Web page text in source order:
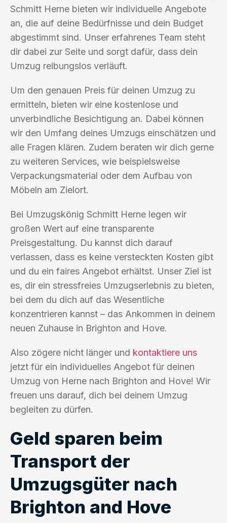
Schmitt Herne bieten wir individuelle Angebote
an, die auf deine Bedürfnisse und dein Budget
abgestimmt sind. Unser erfahrenes Team steht
dir dabei zur Seite und sorgt dafür, dass dein
Umzug reibungslos verläuft.
Um den genauen Preis für deinen Umzug zu
ermitteln, bieten wir eine kostenlose und
unverbindliche Besichtigung an. Dabei können
wir den Umfang deines Umzugs einschätzen und
alle Fragen klären. Zudem beraten wir dich gerne
zu weiteren Services, wie beispielsweise
Verpackungsmaterial oder dem Aufbau von
Möbeln am Zielort.
Bei Umzugskönig Schmitt Herne legen wir
großen Wert auf eine transparente
Preisgestaltung. Du kannst dich darauf
verlassen, dass es keine versteckten Kosten gibt
und du ein faires Angebot erhältst. Unser Ziel ist
es, dir ein stressfreies Umzugserlebnis zu bieten,
bei dem du dich auf das Wesentliche
konzentrieren kannst – das Ankommen in deinem
neuen Zuhause in Brighton and Hove.
Also zögere nicht länger und kontaktiere uns
jetzt für ein individuelles Angebot für deinen
Umzug von Herne nach Brighton and Hove! Wir
freuen uns darauf, dich bei deinem Umzug
begleiten zu dürfen.
Geld sparen beim
Transport der
Umzugsgüter nach
Brighton and Hove